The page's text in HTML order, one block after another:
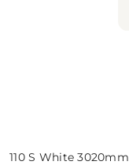
110 S White 3020mm